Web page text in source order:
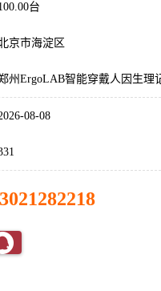
台
京市海淀区
州ErgoLAB智能穿戴人因生理
08-08